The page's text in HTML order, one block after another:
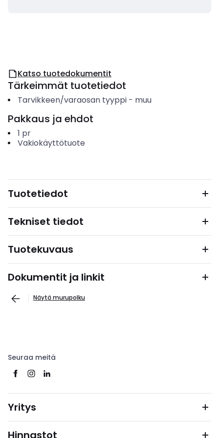
Katso tuotedokumentit
Tärkeimmät tuotetiedot
Tarvikkeen/varaosan tyyppi- muu
Pakkaus ja ehdot
1 pr
Vakiokäyttötuote
Tuotetiedot
Tekniset tiedot
Tuotekuvaus
Dokumentit ja linkit
Näytä murupolku
Seuraa meitä
Yritys
Hinnastot